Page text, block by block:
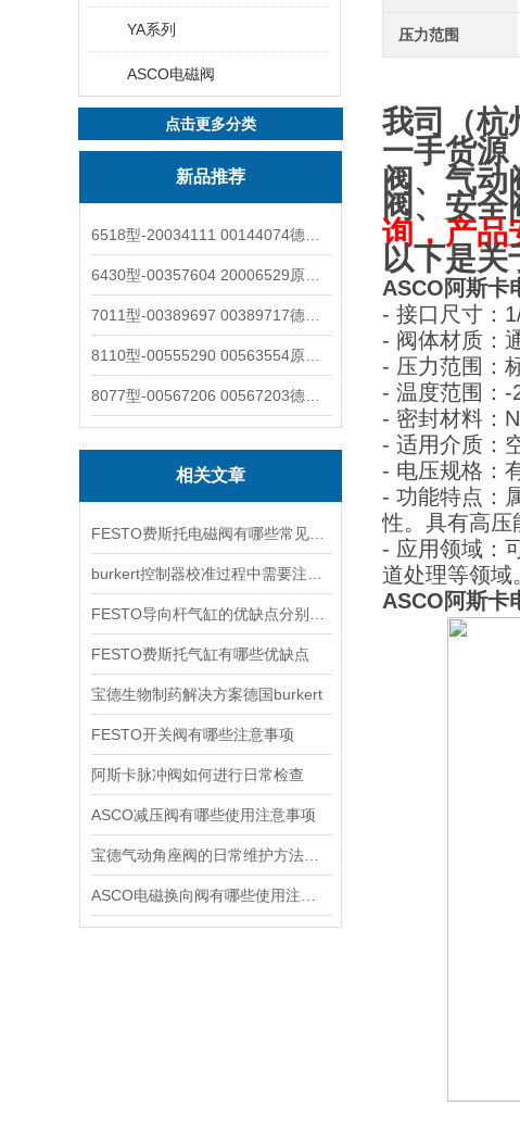
YA系列
ASCO电磁阀
点击更多分类
新品推荐
相关文章
FESTO费斯托气缸有哪些优缺点
宝德生物制药解决方案德国burkert
FESTO开关阀有哪些注意事项
阿斯卡脉冲阀如何进行日常检查
ASCO减压阀有哪些使用注意事项
压力范围
我司（杭
一手货源
阀、气动
阀、安
询，产品
以下是关
ASCO阿斯卡
- 接口尺寸：
- 阀体材质：
- 压力范围：
- 温度范围：
- 密封材料：
- 适用介质：
- 电压规格：
- 功能特点：
性。具有高压
- 应用领域：
道处理等领域
ASCO阿斯卡